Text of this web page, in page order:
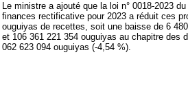
Le ministre a ajouté que la loi n° 0018-2023
finances rectificative pour 2023 a réduit ces
ouguiyas de recettes, soit une baisse de 6
et 106 361 221 354 ouguiyas au chapitre des
062 623 094 ouguiyas (-4,54 %).